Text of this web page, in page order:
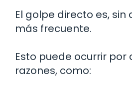
El golpe directo es, sin
más frecuente.
Esto puede ocurrir por
razones, como: